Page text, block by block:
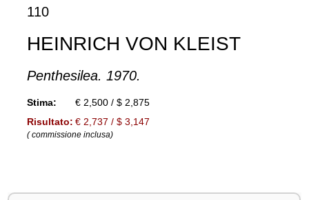
110
HEINRICH VON KLEIST
Penthesilea. 1970.
Stima:
€ 2,500 / $ 2,875
Risultato: € 2,737 / $ 3,147
( commissione inclusa)